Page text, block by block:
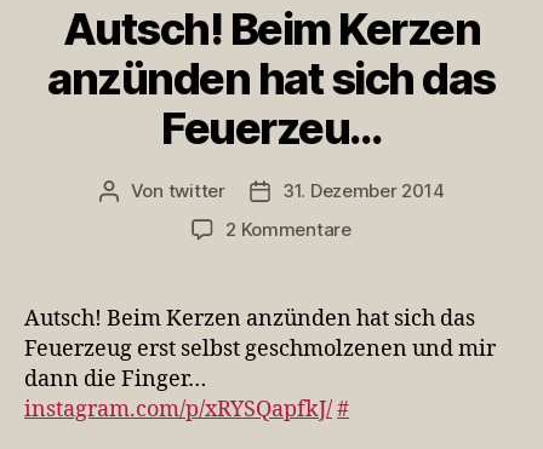
Autsch! Beim Kerzen
anzünden hat sich das
Feuerzeu…
Beitragsautor
Von twitter Veröffentlichungsdatum
31. Dezember 2014
2 Kommentarezu
Kerzen
hat
Autsch! Beim Kerzen anzünden hat sich das
Feuerzeug erst selbst geschmolzenen und mir
dann die Finger…
instagram.com/p/xRYSQapfkJ/#